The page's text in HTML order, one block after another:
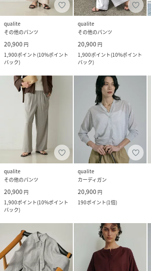
qualite
その他のパンツ
20,900 円
1,900ポイント(10%ポイント
バック)
qualite
その他のパンツ
20,900 円
1,900ポイント(10%ポイント
バック)
qualite
その他のパンツ
20,900 円
1,900ポイント(10%ポイント
バック)
qualite
カーディガン
20,900 円
190ポイント(1倍)